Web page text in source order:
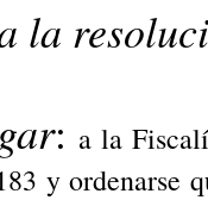
la
: a la
y ordenarse